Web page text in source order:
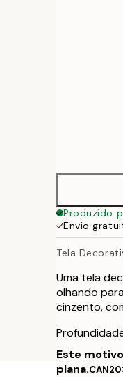
Produzido
Envio
Tela
Uma tela
olhando
cinzento,
Este
plana.